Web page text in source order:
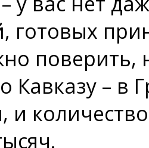
готовых
поверить,
Кавказу – в
и